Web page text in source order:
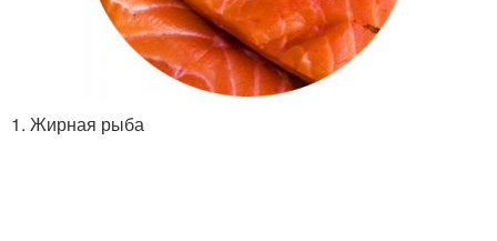
1. Жирная рыба